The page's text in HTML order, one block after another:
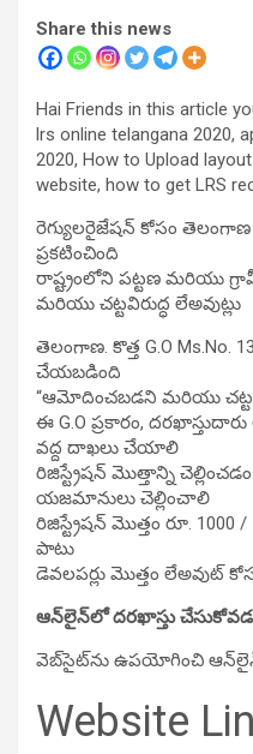
Share this news
Hai Friends in this article
lrs online telangana 2020,
2020, How to Upload
website, how to get LRS
రెగ్యులరైజేషన్ కోసం తెలంగాణ
ప్రకటించింది
రాష్ట్రంలోని పట్టణ మరియు
మరియు చట్టవిరుద్ధ లేఅవుట్లు
తెలంగాణ. కొత్త G.O
చేయబడింది
“ఆమోదించబడని మరియు
ఈ G.O ప్రకారం,
వద్ద దాఖలు చేయాలి
రిజిస్ట్రేషన్ మొత్తాన్ని
యజమానులు చెల్లించాలి
రిజిస్ట్రేషన్ మొత్తం రూ. 1000
పాటు
డెవలపర్లు మొత్తం లేఅవుట్
ఆన్‌లైన్‌లో దరఖాస్తు
వెబ్‌సైట్‌ను ఉపయోగించి
Website